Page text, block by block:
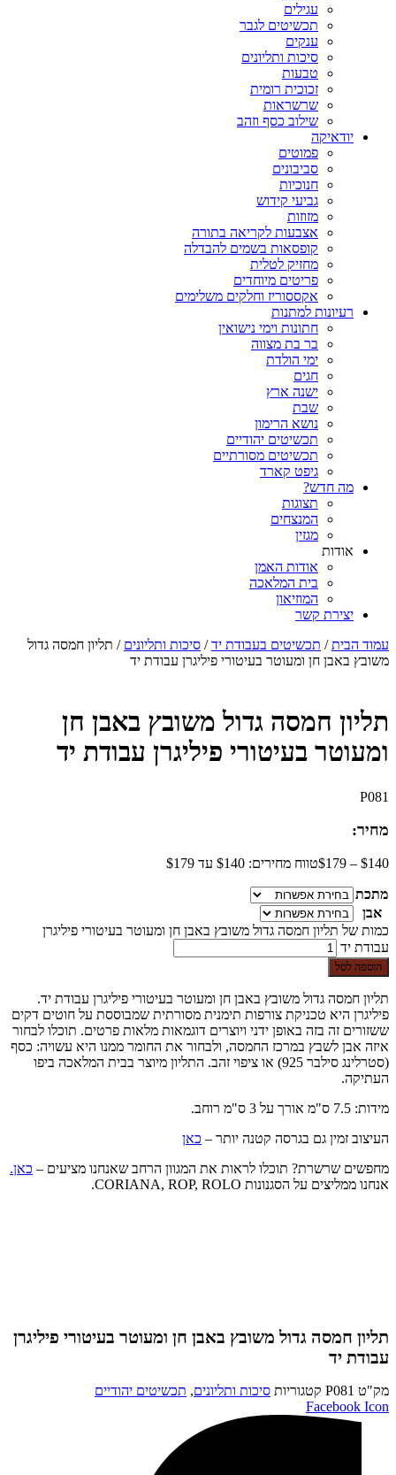
עגילים
תכשיטים לגבר
ענקים
סיכות ותליונים
טבעות
זכוכית רומית
שרשראות
שילוב כסף וזהב
יודאיקה
פמוטים
סביבונים
חנוכיות
גביעי קידוש
מזוזות
אצבעות לקריאה בתורה
קופסאות בשמים להבדלה
מחזיק לטלית
פריטים מיוחדים
אקססוריז וחלקים משלימים
רעיונות למתנות
חתונות וימי נישואין
בר בת מצווה
ימי הולדת
חגים
ישנה ארץ
שבת
נושא הרימון
תכשיטים יהודיים
תכשיטים מסורתיים
גיפט קארד
מה חדש?
תצוגות
המנצחים
מגזין
אודות
אודות האמן
בית המלאכה
המוזיאון
יצירת קשר
עמוד הבית/ תכשיטים בעבודת יד/ סיכות ותליונים / תליון חמסה גדול
משובץ באבן חן ומעוטר בעיטורי פיליגרן עבודת יד
תליון חמסה גדול משובץ באבן חן
ומעוטר בעיטורי פיליגרן עבודת יד
P081
מחיר:
$140
–
$179 טווח מחירים: ⁦$140⁩ עד ⁦$179⁩
מתכת
אבן
כמות של תליון חמסה גדול משובץ באבן חן ומעוטר בעיטורי פיליגרן
עבודת יד
הוספה לסל
תליון חמסה גדול משובץ באבן חן ומעוטר בעיטורי פיליגרן עבודת יד.
פיליגרן היא טכניקת צורפות תימנית מסורתית שמבוססת על חוטים דקים
ששזורים זה בזה באופן ידני ויוצרים דוגמאות מלאות פרטים. תוכלו לבחור
איזה אבן לשבץ במרכז החמסה, ולבחור את החומר ממנו היא עשויה: כסף
(סטרלינג סילבר 925) או ציפוי זהב. התליון מיוצר בבית המלאכה ביפו
העתיקה.
מידות: 7.5 ס"מ אורך על 3 ס"מ רוחב.
העיצוב זמין גם בגרסה קטנה יותר – כאן
מחפשים שרשרת? תוכלו לראות את המגוון הרחב שאנחנו מציעים – כאן.
אנחנו ממליצים על הסגנונות CORIANA, ROP, ROLO.
תליון חמסה גדול משובץ באבן חן ומעוטר בעיטורי פיליגרן
עבודת יד
מק"ט P081 קטגוריות סיכות ותליונים, תכשיטים יהודיים
Facebook Icon